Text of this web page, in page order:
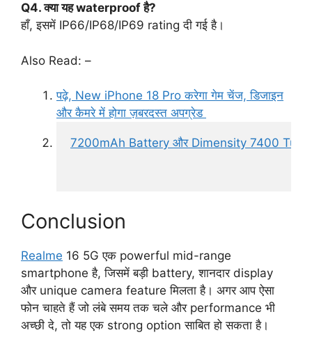
Q4. क्या यह waterproof है?
हाँ, इसमें IP66/IP68/IP69 rating दी गई है।
Also Read: –
पढ़े, New iPhone 18 Pro करेगा गेम चेंज, डिजाइन
और कैमरे में होगा ज़बरदस्त अपग्रेड
7200mAh Battery और Dimensity 7400 Turbo
Conclusion
Realme 16 5G एक powerful mid-range
smartphone है, जिसमें बड़ी battery, शानदार display
और unique camera feature मिलता है। अगर आप ऐसा
फोन चाहते हैं जो लंबे समय तक चले और performance भी
अच्छी दे, तो यह एक strong option साबित हो सकता है।